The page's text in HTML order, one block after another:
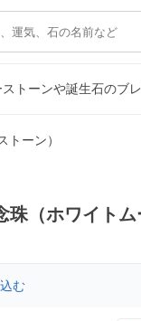
トーンや誕生石のブ
トーン）
珠（ホワイトム
む